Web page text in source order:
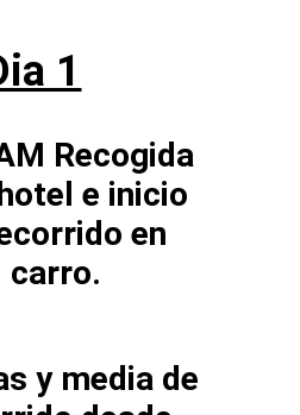
1
Recogida
e inicio
en
carro.